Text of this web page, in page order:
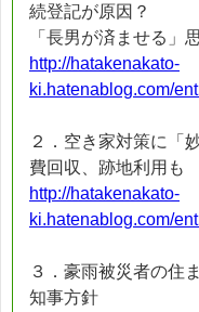
続登記が原因？
「長男が済ませる」
http://hatakenakato-
ki.hatenablog.com/
２．空き家対策に
費回収、跡地利用も
http://hatakenakato-
ki.hatenablog.com/
３．豪雨被災者の住
知事方針